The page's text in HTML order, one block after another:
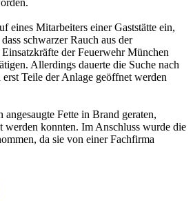
eines Mitarbeiters einer Gaststätte ein,
schwarzer Rauch aus der
der Feuerwehr München
Allerdings dauerte die Suche nach
Teile der Anlage geöffnet werden
Fette in Brand geraten,
werden konnten. Im Anschluss wurde die
da sie von einer Fachfirma